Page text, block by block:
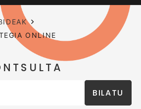
ONLINE
BILATU